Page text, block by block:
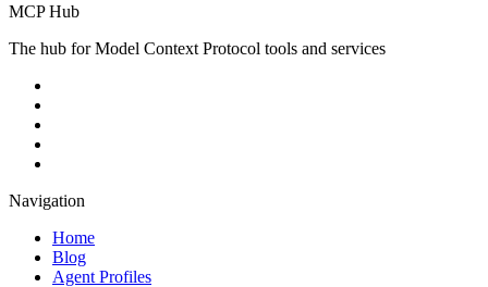
MCP Hub
The hub for Model Context Protocol tools and services
Navigation
Home
Blog
Agent Profiles